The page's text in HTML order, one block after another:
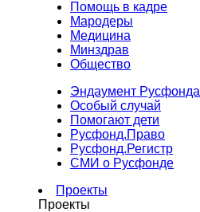
Помощь в кадре
Мародеры
Медицина
Минздрав
Общество
Эндаумент Русфонда
Особый случай
Помогают дети
Русфонд.Право
Русфонд.Регистр
СМИ о Русфонде
Проекты
Проекты